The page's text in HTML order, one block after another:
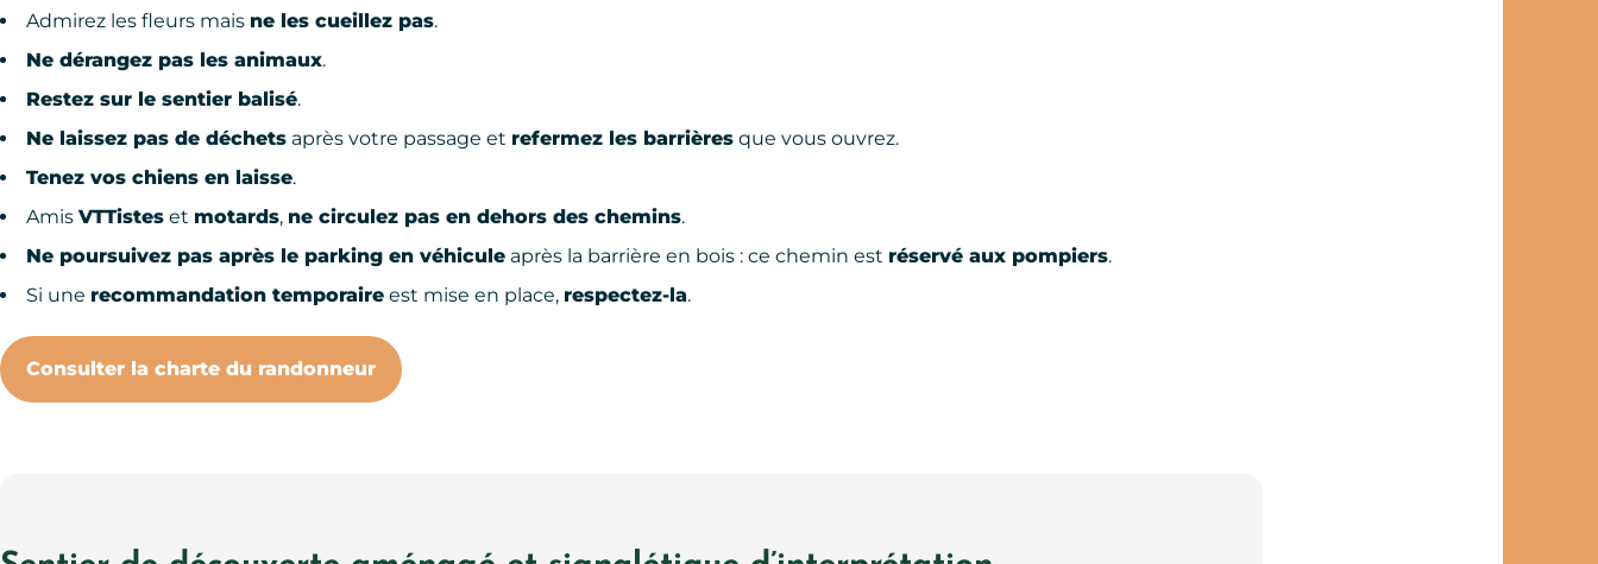
Admirez les fleurs mais ne les cueillez pas.
Ne dérangez pas les animaux.
Restez sur le sentier balisé.
Ne laissez pas de déchets après votre passage et refermez les barrières que vous ouvrez.
Tenez vos chiens en laisse.
Amis VTTistes et motards, ne circulez pas en dehors des chemins.
Ne poursuivez pas après le parking en véhicule après la barrière en bois : ce chemin est réservé aux pompiers.
Si une recommandation temporaire est mise en place, respectez-la.
Consulter la charte du randonneur